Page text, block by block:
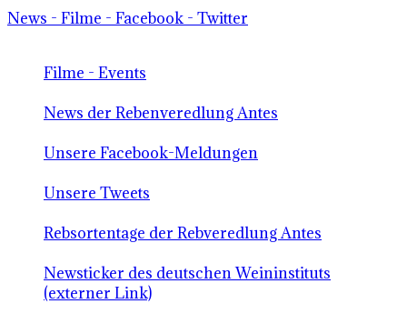
News - Filme - Facebook - Twitter
Filme - Events
News der Rebenveredlung Antes
Unsere Facebook-Meldungen
Unsere Tweets
Rebsortentage der Rebveredlung Antes
Newsticker des deutschen Weininstituts
(externer Link)